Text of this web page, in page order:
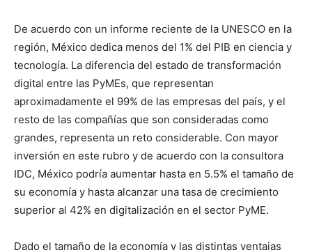
De acuerdo con un informe reciente de la UNESCO en la
región, México dedica menos del 1% del PIB en ciencia y
tecnología. La diferencia del estado de transformación
digital entre las PyMEs, que representan
aproximadamente el 99% de las empresas del país, y el
resto de las compañías que son consideradas como
grandes, representa un reto considerable. Con mayor
inversión en este rubro y de acuerdo con la consultora
IDC, México podría aumentar hasta en 5.5% el tamaño de
su economía y hasta alcanzar una tasa de crecimiento
superior al 42% en digitalización en el sector PyME.
Dado el tamaño de la economía y las distintas ventajas